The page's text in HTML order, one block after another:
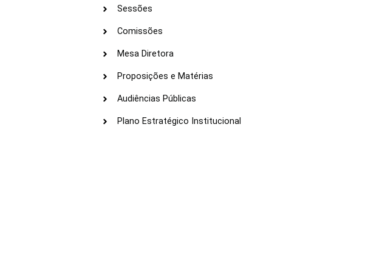
Sessões
Comissões
Mesa Diretora
Proposições e Matérias
Audiências Públicas
Plano Estratégico Institucional